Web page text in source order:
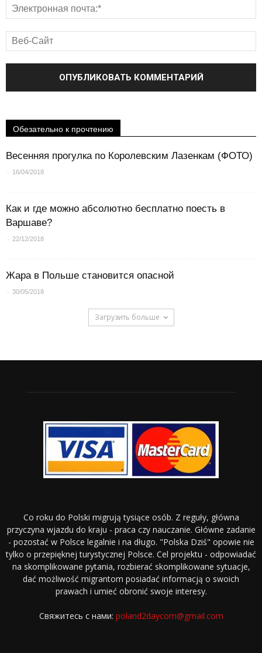
Обезательно к прочтению
Весенняя прогулка по Королевским Лазенкам (ФОТО)
- 16/04/2018
Как и где можно абсолютно бесплатно поесть в
Варшаве?
- 22/12/2018
Жара в Польше становится опасной
- 30/05/2018
Загрузить больше
Co roku do Polski migrują tysiące osób. Z reguły, główna
przyczyna wjazdu do kraju - praca czy nauczanie. Główne zadanie
- pozostać w Polsce legalnie i na długo. "Polska Dziś" opowie nie
tylko o przepięknej turystycznej Polsce. Cel projektu - odpowiadać
na skomplikowane pytania, rozbierać skomplikowane sytuacje,
dać możliwość migrantom posiadać informacją o swoich
prawach i umieć obronić swoje interesy.
Свяжитесь с нами: poland2daycom@gmail.com